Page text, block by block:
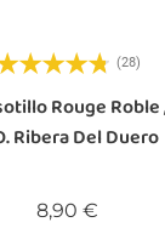
(28)
Rouge Roble
Ribera Del Duero
8,90 €